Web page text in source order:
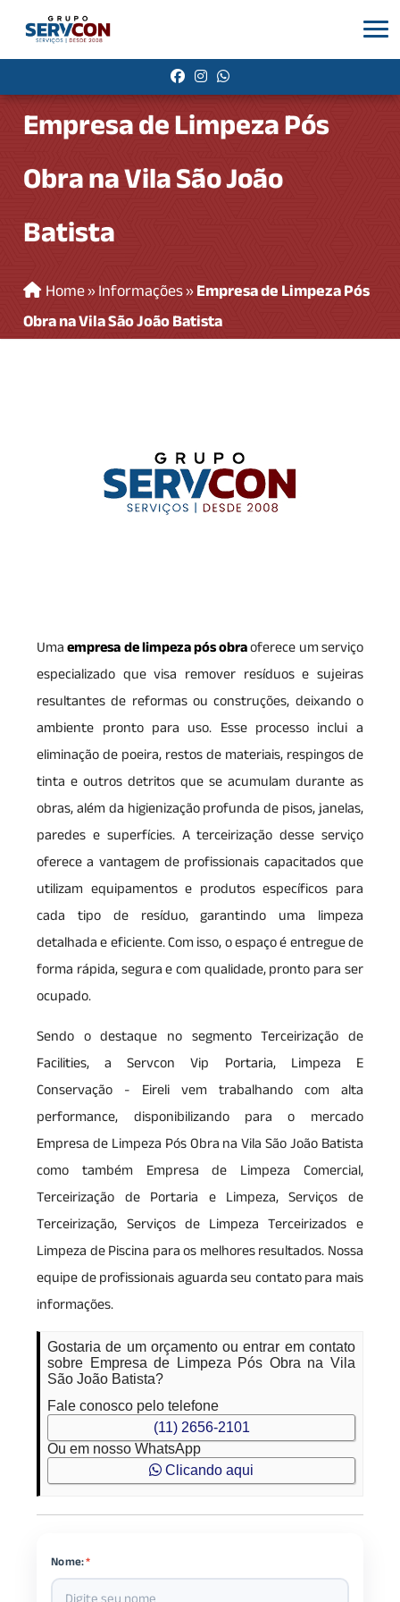
Empresa de Limpeza Pós
Obra na Vila São João
Batista
Home»Informações»Empresa de Limpeza Pós
Obra na Vila São João Batista
Umaempresa de limpeza pós obraoferece um serviço
especializado que visa remover resíduos e sujeiras
resultantes de reformas ou construções, deixando o
ambiente pronto para uso. Esse processo inclui a
eliminação de poeira, restos de materiais, respingos de
tinta e outros detritos que se acumulam durante as
obras, além da higienização profunda de pisos, janelas,
paredes e superfícies. A terceirização desse serviço
oferece a vantagem de profissionais capacitados que
utilizam equipamentos e produtos específicos para
cada tipo de resíduo, garantindo uma limpeza
detalhada e eficiente. Com isso, o espaço é entregue de
forma rápida, segura e com qualidade, pronto para ser
ocupado.
Sendo o destaque no segmento Terceirização de
Facilities, a Servcon Vip Portaria, Limpeza E
Conservação - Eireli vem trabalhando com alta
performance, disponibilizando para o mercado
Empresa de Limpeza Pós Obra na Vila São João Batista
como também Empresa de Limpeza Comercial,
Terceirização de Portaria e Limpeza, Serviços de
Terceirização, Serviços de Limpeza Terceirizados e
Limpeza de Piscina para os melhores resultados. Nossa
equipe de profissionais aguarda seu contato para mais
informações.
Gostaria de um orçamento ou entrar em contato
sobre Empresa de Limpeza Pós Obra na Vila
São João Batista?
Fale conosco pelo telefone
(11) 2656-2101
Ou em nosso WhatsApp
Clicando aqui
Nome:*